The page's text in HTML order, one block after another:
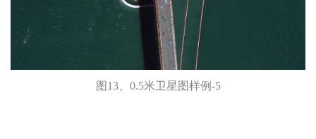
图13、0.5米卫星图样例-5